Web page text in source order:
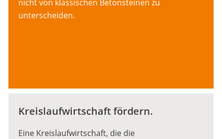
nicht von klassischen Betonsteinen zu
unterscheiden.
Kreislaufwirtschaft fördern.
Eine Kreislaufwirtschaft, die die